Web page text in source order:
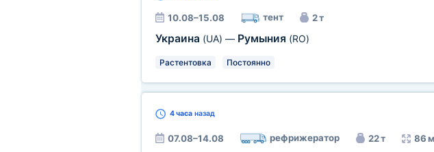
10.08–15.08 тент 2 т
Украина (UA) — Румыния (RO)
Растентовка Постоянно
4 часаназад
07.08–14.08 рефрижератор 22 т 86